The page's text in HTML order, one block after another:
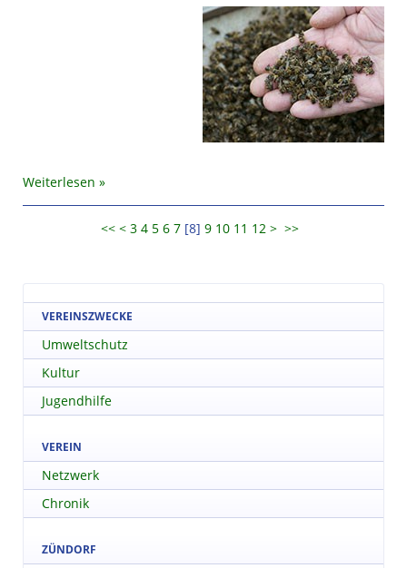
Weiterlesen
<< < 3 4 5 6 7 [8] 9 10 11 12 > >>
VEREINSZWECKE
Umweltschutz
Kultur
Jugendhilfe
VEREIN
Netzwerk
Chronik
ZÜNDORF